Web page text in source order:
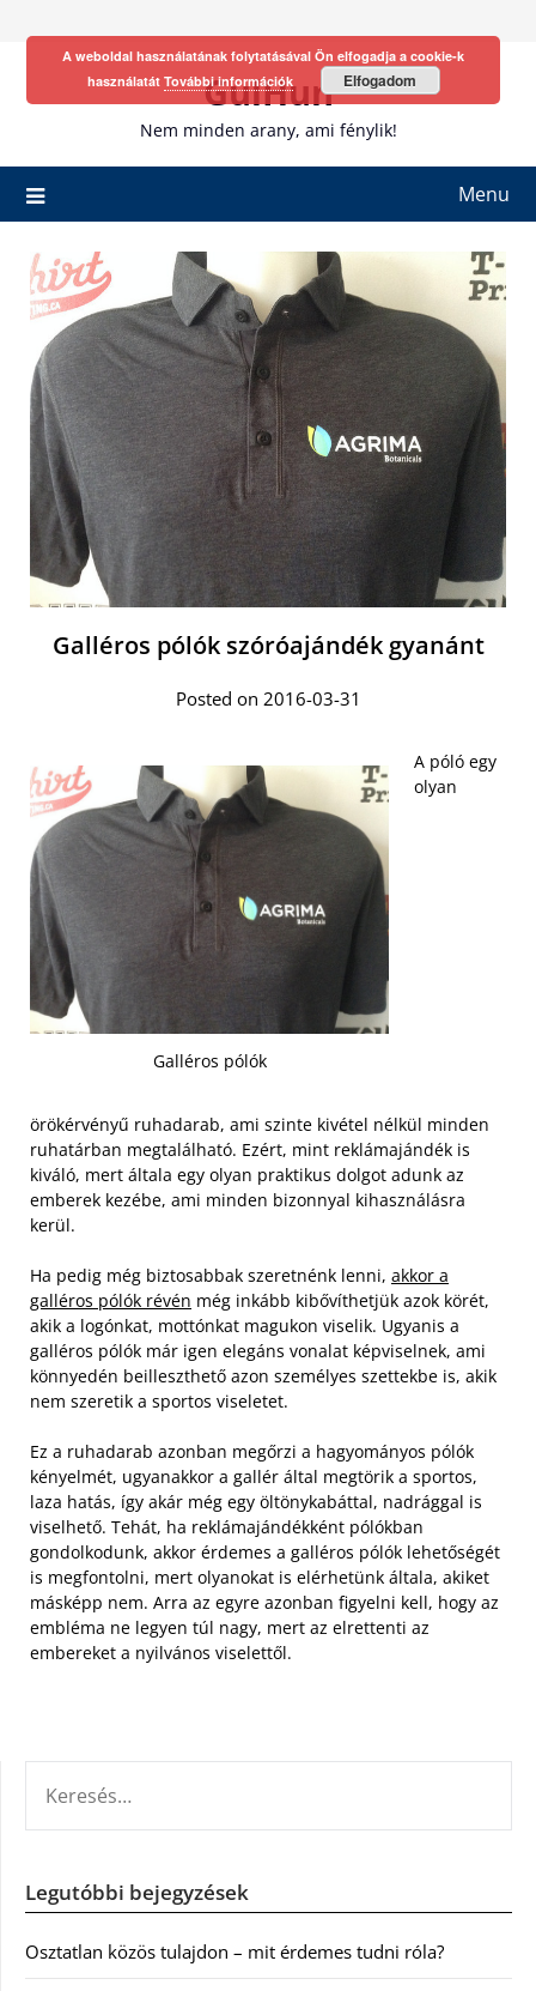
GulHun
Nem minden arany, ami fénylik!
Menu
Galléros pólók szóróajándék gyanánt
Posted on 2016-03-31
Galléros pólók
A póló egy
olyan
örökérvényű ruhadarab, ami szinte kivétel nélkül minden
ruhatárban megtalálható. Ezért, mint reklámajándék is
kiváló, mert általa egy olyan praktikus dolgot adunk az
emberek kezébe, ami minden bizonnyal kihasználásra
kerül.
Ha pedig még biztosabbak szeretnénk lenni, akkor a
galléros pólók révén még inkább kibővíthetjük azok körét,
akik a logónkat, mottónkat magukon viselik. Ugyanis a
galléros pólók már igen elegáns vonalat képviselnek, ami
könnyedén beilleszthető azon személyes szettekbe is, akik
nem szeretik a sportos viseletet.
Ez a ruhadarab azonban megőrzi a hagyományos pólók
kényelmét, ugyanakkor a gallér által megtörik a sportos,
laza hatás, így akár még egy öltönykabáttal, nadrággal is
viselhető. Tehát, ha reklámajándékként pólókban
gondolkodunk, akkor érdemes a galléros pólók lehetőségét
is megfontolni, mert olyanokat is elérhetünk általa, akiket
másképp nem. Arra az egyre azonban figyelni kell, hogy az
embléma ne legyen túl nagy, mert az elrettenti az
embereket a nyilvános viselettől.
Legutóbbi bejegyzések
Osztatlan közös tulajdon – mit érdemes tudni róla?
A weboldal használatának folytatásával Ön elfogadja a cookie-k
használatát További információk Elfogadom